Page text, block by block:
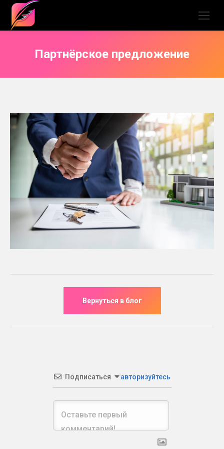
Партнёрское предложение
Подписаться авторизуйтесь